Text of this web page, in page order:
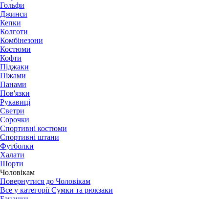
Гольфи
Джинси
Кепки
Колготи
Комбінезони
Костюми
Кофти
Піджаки
Піжами
Панами
Пов'язки
Рукавиці
Светри
Сорочки
Спортивні костюми
Спортивні штани
Футболки
Халати
Шорти
Чоловікам
Повернутися до Чоловікам
Все у категорії Сумки та рюкзаки